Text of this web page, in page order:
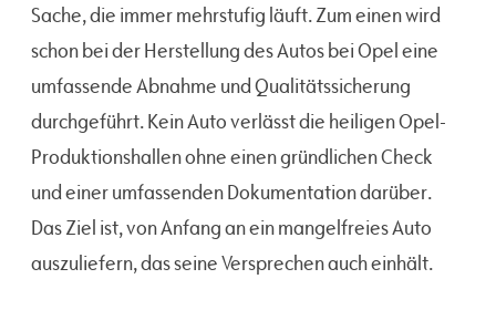
Sache, die immer mehrstufig läuft. Zum einen wird
schon bei der Herstellung des Autos bei Opel eine
umfassende Abnahme und Qualitätssicherung
durchgeführt. Kein Auto verlässt die heiligen Opel-
Produktionshallen ohne einen gründlichen Check
und einer umfassenden Dokumentation darüber.
Das Ziel ist, von Anfang an ein mangelfreies Auto
auszuliefern, das seine Versprechen auch einhält.